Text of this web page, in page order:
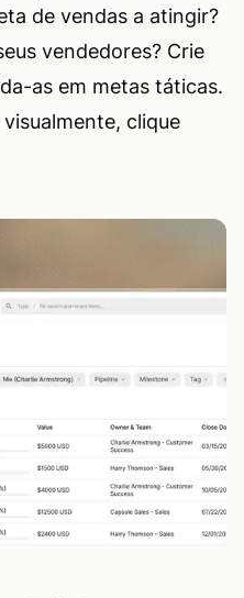
de vendas a atingir?
vendedores? Crie
as em metas táticas.
clique